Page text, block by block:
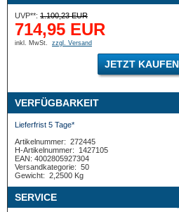
UVP**: 1.100,23 EUR
714,95 EUR
inkl. MwSt. zzgl. Versand
JETZT KAUFEN
VERFÜGBARKEIT
Lieferfrist 5 Tage*
Artikelnummer: 272445
H-Artikelnummer:
1427105
EAN: 4002805927304
Versandkategorie: 50
Gewicht: 2,2500 Kg
SERVICE